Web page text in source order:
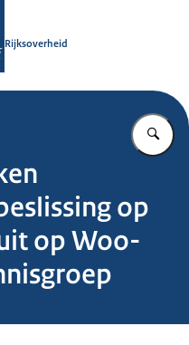
Rijksoverheid
op
op Woo-